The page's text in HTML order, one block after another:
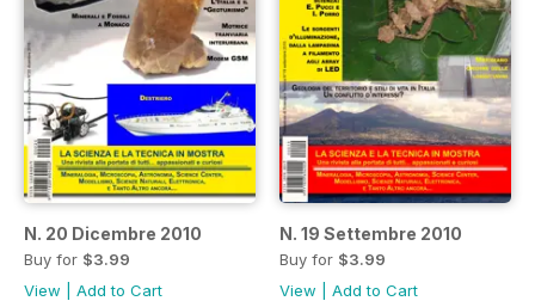
N. 20 Dicembre 2010
Buy for $3.99
View
Add to Cart
N. 19 Settembre 2010
Buy for $3.99
View
Add to Cart